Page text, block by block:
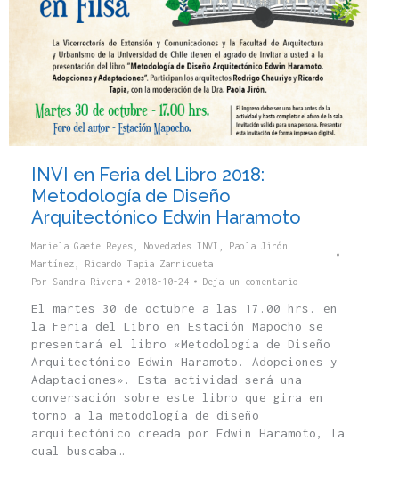
INVI en Feria del Libro 2018:
Metodología de Diseño
Arquitectónico Edwin Haramoto
Mariela Gaete Reyes Novedades INVI
Paola Jirón
Martínez
Ricardo Tapia Zarricueta
Por Sandra Rivera 2018-10-24 Deja un comentario
El martes 30 de octubre a las 17.00 hrs. en
la Feria del Libro en Estación Mapocho se
presentará el libro «Metodología de Diseño
Arquitectónico Edwin Haramoto. Adopciones y
Adaptaciones». Esta actividad será una
conversación sobre este libro que gira en
torno a la metodología de diseño
arquitectónico creada por Edwin Haramoto, la
cual buscaba…